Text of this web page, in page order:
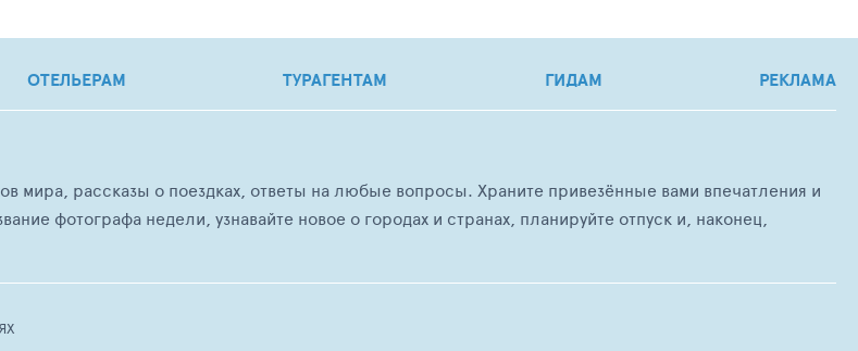
ОТЕЛЬЕРАМ ТУРАГЕНТАМ ГИДАМ РЕКЛАМА
мира, рассказы о поездках, ответы на любые вопросы. Храните привезённые вами впечатления и
фотографа недели, узнавайте новое о городах и странах, планируйте отпуск и, наконец,